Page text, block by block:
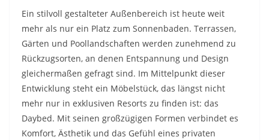
Ein stilvoll gestalteter Außenbereich ist heute weit
mehr als nur ein Platz zum Sonnenbaden. Terrassen,
Gärten und Poollandschaften werden zunehmend zu
Rückzugsorten, an denen Entspannung und Design
gleichermaßen gefragt sind. Im Mittelpunkt dieser
Entwicklung steht ein Möbelstück, das längst nicht
mehr nur in exklusiven Resorts zu finden ist: das
Daybed. Mit seinen großzügigen Formen verbindet es
Komfort, Ästhetik und das Gefühl eines privaten